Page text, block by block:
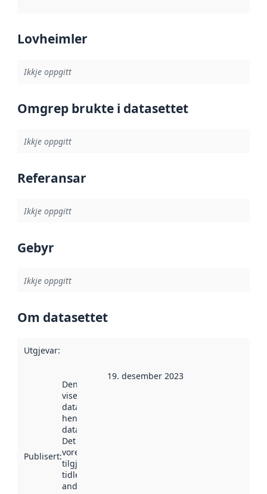
Lovheimler
Ikkje oppgitt
Omgrep brukte i datasettet
Ikkje oppgitt
Referansar
Ikkje oppgitt
Gebyr
Ikkje oppgitt
Om datasettet
Utgjevar:
Publisert:
Denne datoen
viser når
datasettet vart
henta inn av
data.norge.no.
Det kan ha
vore
tilgjengeleg
tidlegare
andre stader.
19. desember 2023